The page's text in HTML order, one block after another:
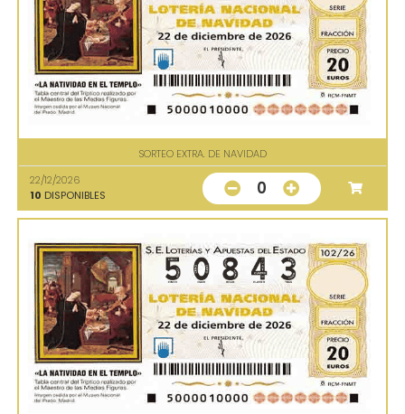
SORTEO EXTRA. DE NAVIDAD
22/12/2026
10 DISPONIBLES 0